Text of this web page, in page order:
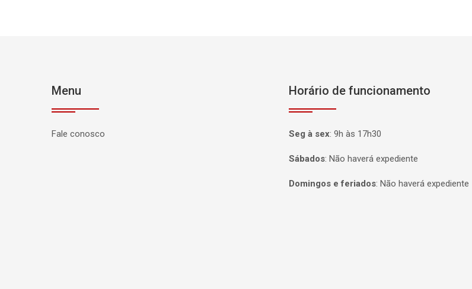
Menu
Fale conosco
Horário de funcionamento
Seg à sex: 9h às 17h30
Sábados: Não haverá expediente
Domingos e feriados: Não haverá expediente